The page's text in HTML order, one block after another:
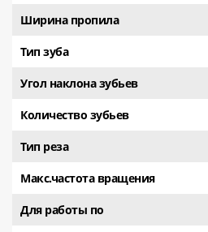
Ширина пропила
Тип зуба
Угол наклона зубьев
Количество зубьев
Тип реза
Макс.частота вращения
Для работы по